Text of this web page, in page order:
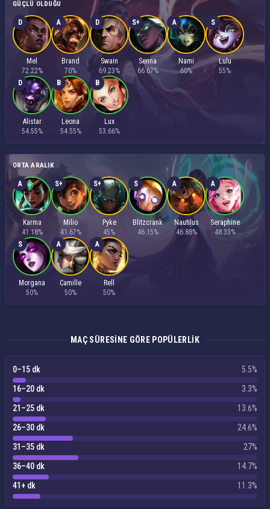
GÜÇLÜ OLDUĞU
D
Mel
72.22%
A
Brand
70%
D
Swain
69.23%
S+
Senna
66.67%
A
Nami
60%
S
Lulu
55%
D
Alistar
54.55%
B
Leona
54.55%
B
Lux
53.66%
ORTA ARALIK
A
Karma
41.18%
S+
Milio
41.67%
S+
Pyke
45%
S
Blitzcrank
46.15%
A
Nautilus
46.88%
A
Seraphine
48.33%
S
Morgana
50%
A
Camille
50%
A
Rell
50%
MAÇ SÜRESINE GÖRE POPÜLERLIK
0–15 dk
5.5%
16–20 dk
3.3%
21–25 dk
13.6%
26–30 dk
24.6%
31–35 dk
27%
36–40 dk
14.7%
41+ dk
11.3%